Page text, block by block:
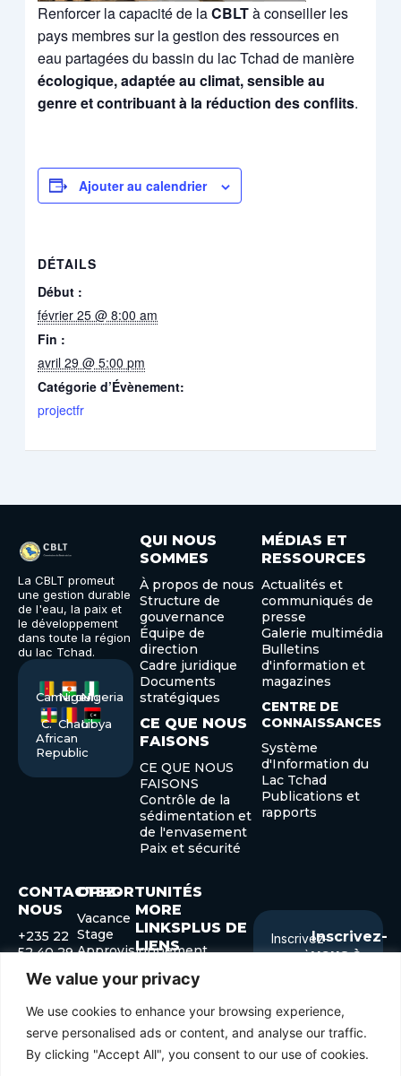
We value your privacy
We use cookies to enhance your browsing experience,
serve personalised ads or content, and analyse our traffic.
By clicking "Accept All", you consent to our use of cookies.
Renforcer la capacité de laCBLTà conseiller les
pays membres sur la gestion des ressources en
eau partagées du bassin du lac Tchad de manière
écologique, adaptée au climat, sensible au
genre et contribuant à la réduction des conflits.
Ajouter au calendrier
DÉTAILS
Début :
février 25 @ 8:00 am
Fin :
avril 29 @ 5:00 pm
Catégorie d’Évènement:
projectfr
La CBLT promeut
une gestion durable
de l'eau, la paix et
le développement
dans toute la région
du lac Tchad.
Cameroon
NigerNigeria
C.
African
Republic
ChadLibya
QUI NOUS
SOMMES
À propos de nous
Structure de
gouvernance
Équipe de
direction
Cadre juridique
Documents
stratégiques
CE QUE NOUS
FAISONS
CE QUE NOUS
FAISONS
Contrôle de la
sédimentation et
de l'envasement
Paix et sécurité
MÉDIAS ET
RESSOURCES
Actualités et
communiqués de
presse
Galerie multimédia
Bulletins
d'information et
magazines
CENTRE DE
CONNAISSANCES
Système
d'Information du
Lac Tchad
Publications et
rapports
CONTACTEZ-
NOUS
+235 22
52 40 29
52 41 45
OPPORTUNITÉS
Vacance
Stage
Approvisionnement
MORE
LINKSPLUS DE
LIENS
Forum des
gouverneurs
Forum de
développement
Inscrivez-
vous à
Inscrivez-
vous à
your
email